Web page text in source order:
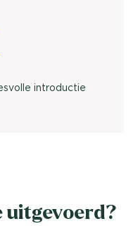
introductie